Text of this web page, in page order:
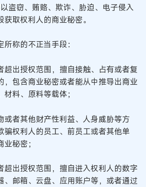
盗窃、贿赂、欺诈、胁迫、电子侵入
取权利人的商业秘密。
称的不正当手段：
超出授权范围，擅自接触、占有或者复
，包含商业秘密或者能从中推导出商业
料、原料等载体；
或者其他财产性利益、人身威胁等方
骗权利人的员工、前员工或者其他单
秘密；
超出授权范围，擅自进入权利人的数字
、邮箱、云盘、应用账户等，或者通过